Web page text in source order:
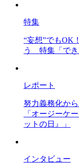
特集
“妄想”でもOK
う 特集「で
レポート
努力義務化か
「オージーケ
ットの日』」
インタビュー